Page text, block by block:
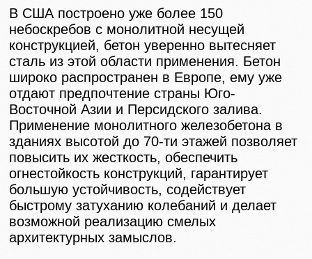
В США построено уже более 150
небоскребов с монолитной несущей
конструкцией, бетон уверенно вытесняет
сталь из этой области применения. Бетон
широко распространен в Европе, ему уже
отдают предпочтение страны Юго-
Восточной Азии и Персидского залива.
Применение монолитного железобетона в
зданиях высотой до 70-ти этажей позволяет
повысить их жесткость, обеспечить
огнестойкость конструкций, гарантирует
большую устойчивость, содействует
быстрому затуханию колебаний и делает
возможной реализацию смелых
архитектурных замыслов.